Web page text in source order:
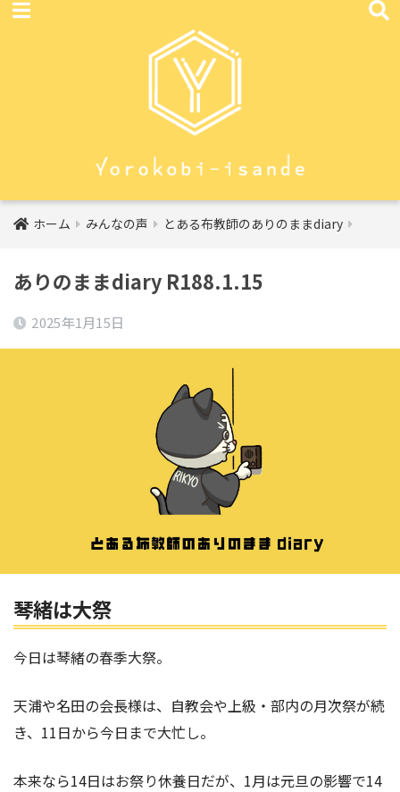
ホーム みんなの声 とある布教師のありのままdiary
ありのままdiary R188.1.15
2025年1月15日
琴緒は大祭
今日は琴緒の春季大祭。
天浦や名田の会長様は、自教会や上級・部内の月次祭が続
き、11日から今日まで大忙し。
本来なら14日はお祭り休養日だが、1月は元旦の影響で14